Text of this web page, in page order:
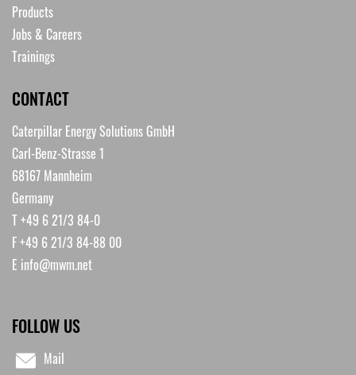
Products
Jobs & Careers
Trainings
CONTACT
Caterpillar Energy Solutions GmbH
Carl-Benz-Strasse 1
68167 Mannheim
Germany
T +49 6 21/3 84-0
F +49 6 21/3 84-88 00
E info@mwm.net
FOLLOW US
Mail